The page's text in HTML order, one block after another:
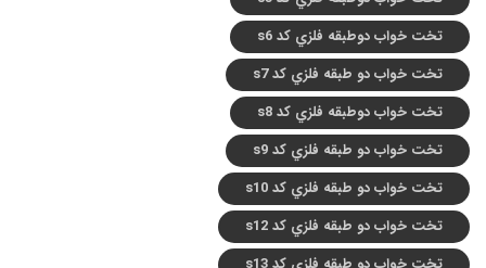
تخت خواب دوطبقه فلزي کد s6
تخت خواب دو طبقه فلزي کد s7
تخت خواب دوطبقه فلزي کد s8
تخت خواب دو طبقه فلزي کد s9
تخت خواب دو طبقه فلزي کد s10
تخت خواب دو طبقه فلزي کد s12